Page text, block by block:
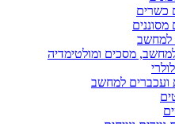
כשרים
מסוננים
למחשב
מסכים ומולטימדיה
ועכברים למחשב